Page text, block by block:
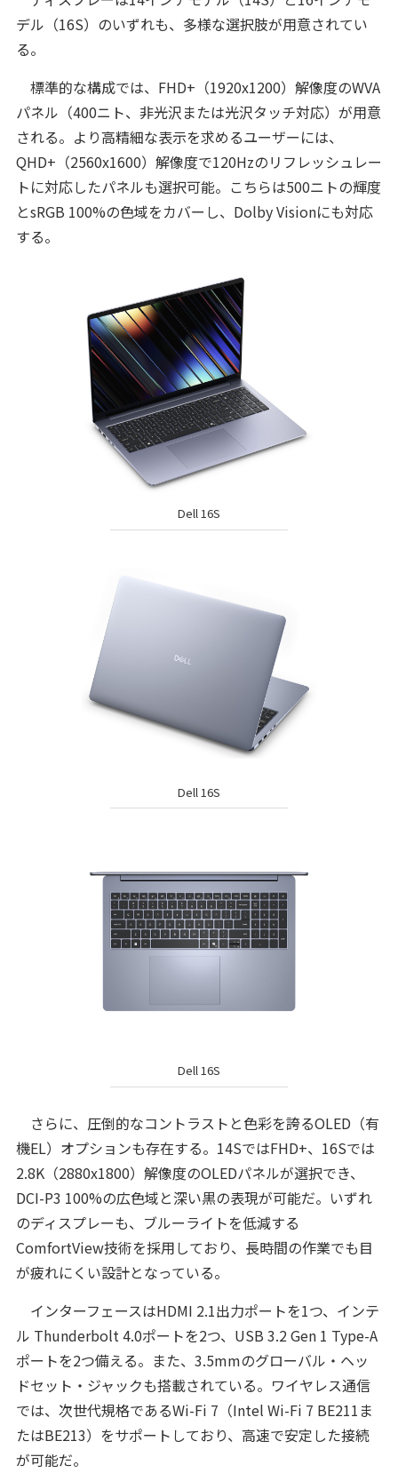
デル（16S）のいずれも、多様な選択肢が用意されてい
る。
標準的な構成では、FHD+（1920x1200）解像度のWVA
パネル（400ニト、非光沢または光沢タッチ対応）が用意
される。より高精細な表示を求めるユーザーには、
QHD+（2560x1600）解像度で120Hzのリフレッシュレー
トに対応したパネルも選択可能。こちらは500ニトの輝度
とsRGB 100%の色域をカバーし、Dolby Visionにも対応
する。
Dell 16S
Dell 16S
Dell 16S
さらに、圧倒的なコントラストと色彩を誇るOLED（有
機EL）オプションも存在する。14SではFHD+、16Sでは
2.8K（2880x1800）解像度のOLEDパネルが選択でき、
DCI-P3 100%の広色域と深い黒の表現が可能だ。いずれ
のディスプレーも、ブルーライトを低減する
ComfortView技術を採用しており、長時間の作業でも目
が疲れにくい設計となっている。
インターフェースはHDMI 2.1出力ポートを1つ、インテ
ル Thunderbolt 4.0ポートを2つ、USB 3.2 Gen 1 Type-A
ポートを2つ備える。また、3.5mmのグローバル・ヘッ
ドセット・ジャックも搭載されている。ワイヤレス通信
では、次世代規格であるWi-Fi 7（Intel Wi-Fi 7 BE211ま
たはBE213）をサポートしており、高速で安定した接続
が可能だ。